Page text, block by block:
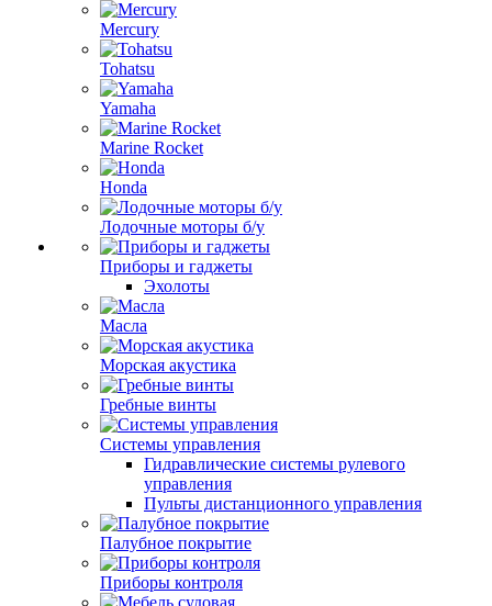
Mercury
Tohatsu
Yamaha
Marine Rocket
Honda
Лодочные моторы б/у
Приборы и гаджеты
Эхолоты
Масла
Морская акустика
Гребные винты
Системы управления
Гидравлические системы рулевого
управления
Пульты дистанционного управления
Палубное покрытие
Приборы контроля